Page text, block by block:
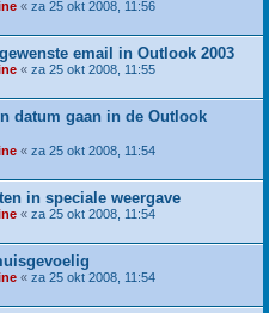
« za 25 okt 2008, 11:56
email in Outlook 2003
« za 25 okt 2008, 11:55
datum gaan in de Outlook
« za 25 okt 2008, 11:54
in speciale weergave
« za 25 okt 2008, 11:54
« za 25 okt 2008, 11:54